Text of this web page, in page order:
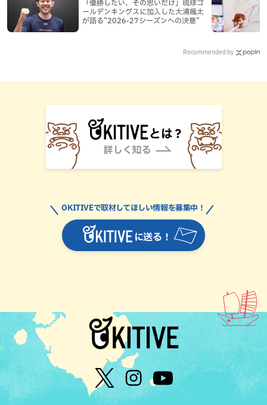
「優勝したい、その思いだけ」琉球ゴ
ールデンキングスに加入した大浦颯太
が語る“2026-27シーズンへの決意”
Recommended by
に送る！
OKITIVEで取材してほしい情報を募集中！